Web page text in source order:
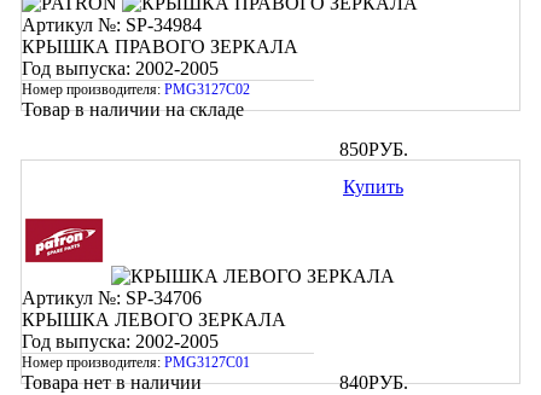
Артикул №: SP-34984
КРЫШКА ПРАВОГО ЗЕРКАЛА
Год выпуска: 2002-2005
Номер производителя: PMG3127C02
Товар в наличии на складе
850РУБ.
Купить
Артикул №: SP-34706
КРЫШКА ЛЕВОГО ЗЕРКАЛА
Год выпуска: 2002-2005
Номер производителя: PMG3127C01
Товара нет в наличии 840РУБ.